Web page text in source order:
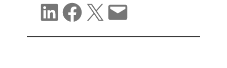
Del på LinkedIn
Del på Facebook
Del på X Del via e-post